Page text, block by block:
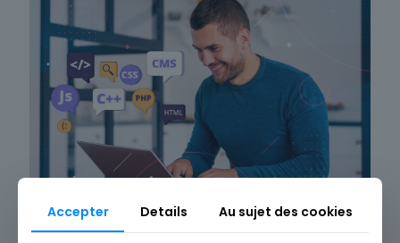
Store4Oneon 12 décembre 2024
Accepter Details Au sujet des cookies